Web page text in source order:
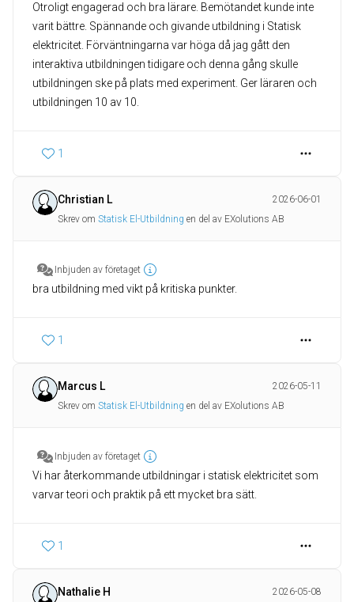
Otroligt engagerad och bra lärare. Bemötandet kunde inte
varit bättre. Spännande och givande utbildning i Statisk
elektricitet. Förväntningarna var höga då jag gått den
interaktiva utbildningen tidigare och denna gång skulle
utbildningen ske på plats med experiment. Ger läraren och
utbildningen 10 av 10.
1
Christian L
2026-06-01
Skrev om Statisk El-Utbildning en del av EXolutions AB
Inbjuden av företaget
bra utbildning med vikt på kritiska punkter.
1
Marcus L
2026-05-11
Skrev om Statisk El-Utbildning en del av EXolutions AB
Inbjuden av företaget
Vi har återkommande utbildningar i statisk elektricitet som
varvar teori och praktik på ett mycket bra sätt.
1
Nathalie H
2026-05-08